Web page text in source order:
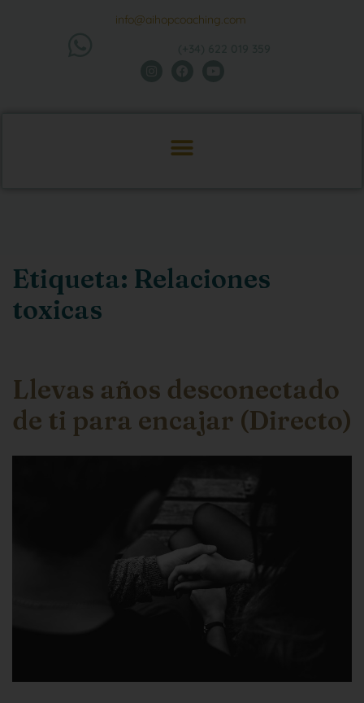
info@aihopcoaching.com
Etiqueta: Relaciones
toxicas
Llevas años desconectado
de ti para encajar (Directo)